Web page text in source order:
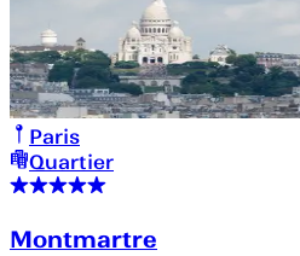
Paris
Quartier
Montmartre